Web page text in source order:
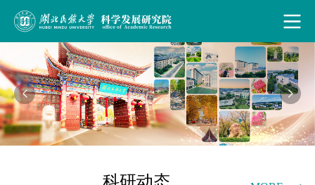
科研动态